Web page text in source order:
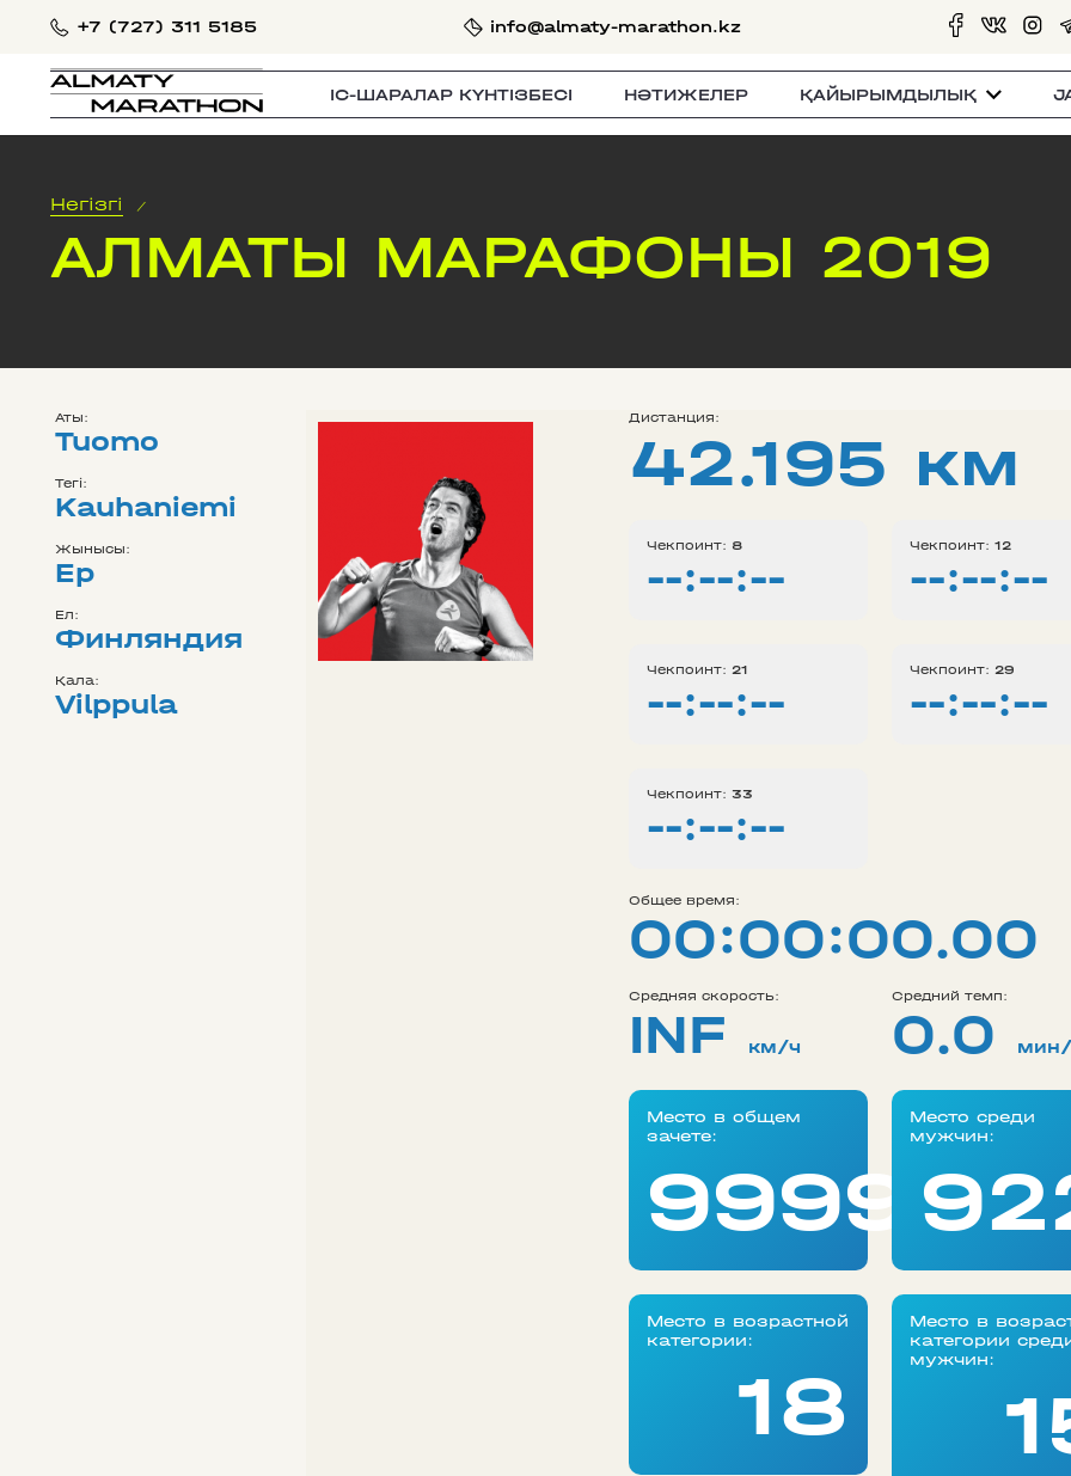
+7 (727) 311 5185 info@almaty-marathon.kz
IС-ШАРАЛАР КҮНТІЗБЕСI НӘТИЖЕЛЕР ҚАЙЫРЫМДЫЛЫҚ
Негізгі /
АЛМАТЫ МАРАФОНЫ 2019
Аты:
Tuomo
Тегі:
Kauhaniemi
Жынысы:
Ер
Ел:
Финляндия
Қала:
Vilppula
Дистанция:
42.195 км
Чекпоинт: 8
--:--:--
Чекпоинт: 12
--:--:--
Чекпоинт: 21
--:--:--
Чекпоинт: 29
--:--:--
Чекпоинт: 33
--:--:--
Общее время:
00:00:00.00
Средняя скорость:
INF км/ч
Средний темп:
0.0
Место в общем
зачете:
99999
Место среди
мужчин:
Место в возрастной
категории:
18
Место в
категории
мужчин: